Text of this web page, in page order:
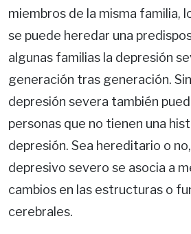
miembros de la misma familia,
se puede heredar una
algunas familias la depresión
generación tras generación.
depresión severa también
personas que no tienen una
depresión. Sea hereditario o
depresivo severo se asocia a
cambios en las estructuras o
cerebrales.